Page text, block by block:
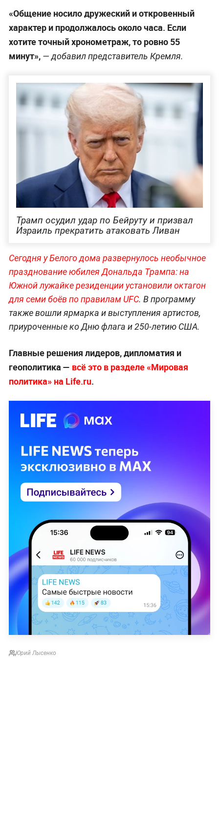
«Общение носило дружеский и откровенный
характер и продолжалось около часа. Если
хотите точный хронометраж, то ровно 55
минут», — добавил представитель Кремля.
Трамп осудил удар по Бейруту и призвал
Израиль прекратить атаковать Ливан
Сегодня у Белого дома развернулось необычное
празднование юбилея Дональда Трампа: на
Южной лужайке резиденции установили октагон
для семи боёв по правилам UFC. В программу
также вошли ярмарка и выступления артистов,
приуроченные ко Дню флага и 250-летию США.
Главные решения лидеров, дипломатия и
геополитика — всё это в разделе «Мировая
политика» на Life.ru.
Юрий Лысенко